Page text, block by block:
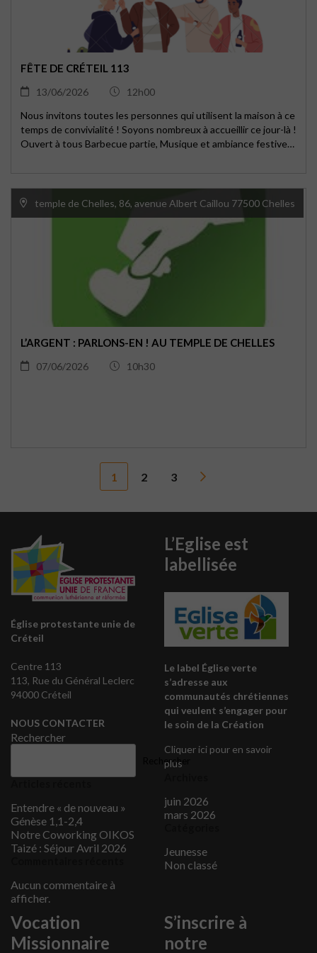
FÊTE DE CRÉTEIL 113
13/06/2026
12h00
Nous invitons toutes les personnes qui utilisent la maison à ce
temps de convivialité ! Soyons nombreux à accueillir ce jour-là !
Ouvert à tous Barbecue partie, Musique et ambiance festive
temple de Chelles, 86, avenue Albert Caillou 77500 Chelles
L’ARGENT : PARLONS-EN ! AU TEMPLE DE CHELLES
07/06/2026 10h30
1 2 3
Église protestante unie de
Créteil
Centre 113
113, Rue du Général Leclerc
94000 Créteil
NOUS CONTACTER
Rechercher
Rechercher
Entendre « de nouveau »
Génèse 1,1-2,4
Notre Coworking OIKOS
Taizé : Séjour Avril 2026
Aucun commentaire à
afficher.
L’Eglise est
labellisée
Le label Église verte
s’adresse aux
communautés chrétiennes
qui veulent s’engager pour
le soin de la Création
Cliquer ici pour en savoir
plus
juin 2026
mars 2026
Jeunesse
Non classé
Vocation
Missionnaire
S’inscrire à
notre